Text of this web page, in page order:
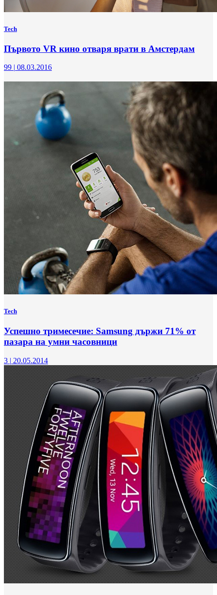
Tech
Първото VR кино отваря врати в Амстердам
99 | 08.03.2016
Tech
Успешно тримесечие: Samsung държи 71% от
пазара на умни часовници
3 | 20.05.2014